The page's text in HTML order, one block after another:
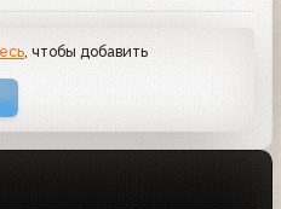
, чтобы добавить